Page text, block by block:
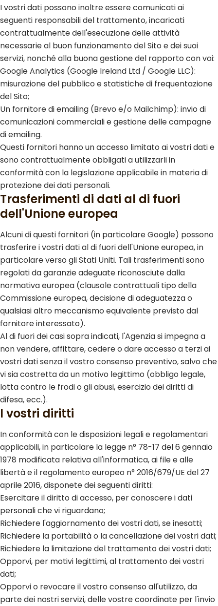
I vostri dati possono inoltre essere comunicati ai
seguenti responsabili del trattamento, incaricati
contrattualmente dell'esecuzione delle attività
necessarie al buon funzionamento del Sito e dei suoi
servizi, nonché alla buona gestione del rapporto con voi:
Google Analytics (Google Ireland Ltd / Google LLC):
misurazione del pubblico e statistiche di frequentazione
del Sito;
Un fornitore di emailing (Brevo e/o Mailchimp): invio di
comunicazioni commerciali e gestione delle campagne
di emailing.
Questi fornitori hanno un accesso limitato ai vostri dati e
sono contrattualmente obbligati a utilizzarli in
conformità con la legislazione applicabile in materia di
protezione dei dati personali.
Trasferimenti di dati al di fuori
dell'Unione europea
Alcuni di questi fornitori (in particolare Google) possono
trasferire i vostri dati al di fuori dell'Unione europea, in
particolare verso gli Stati Uniti. Tali trasferimenti sono
regolati da garanzie adeguate riconosciute dalla
normativa europea (clausole contrattuali tipo della
Commissione europea, decisione di adeguatezza o
qualsiasi altro meccanismo equivalente previsto dal
fornitore interessato).
Al di fuori dei casi sopra indicati, l'Agenzia si impegna a
non vendere, affittare, cedere o dare accesso a terzi ai
vostri dati senza il vostro consenso preventivo, salvo che
vi sia costretta da un motivo legittimo (obbligo legale,
lotta contro le frodi o gli abusi, esercizio dei diritti di
difesa, ecc.).
I vostri diritti
In conformità con le disposizioni legali e regolamentari
applicabili, in particolare la legge n° 78-17 del 6 gennaio
1978 modificata relativa all'informatica, ai file e alle
libertà e il regolamento europeo n° 2016/679/UE del 27
aprile 2016, disponete dei seguenti diritti:
Esercitare il diritto di accesso, per conoscere i dati
personali che vi riguardano;
Richiedere l'aggiornamento dei vostri dati, se inesatti;
Richiedere la portabilità o la cancellazione dei vostri dati;
Richiedere la limitazione del trattamento dei vostri dati;
Opporvi, per motivi legittimi, al trattamento dei vostri
dati;
Opporvi o revocare il vostro consenso all'utilizzo, da
parte dei nostri servizi, delle vostre coordinate per l'invio